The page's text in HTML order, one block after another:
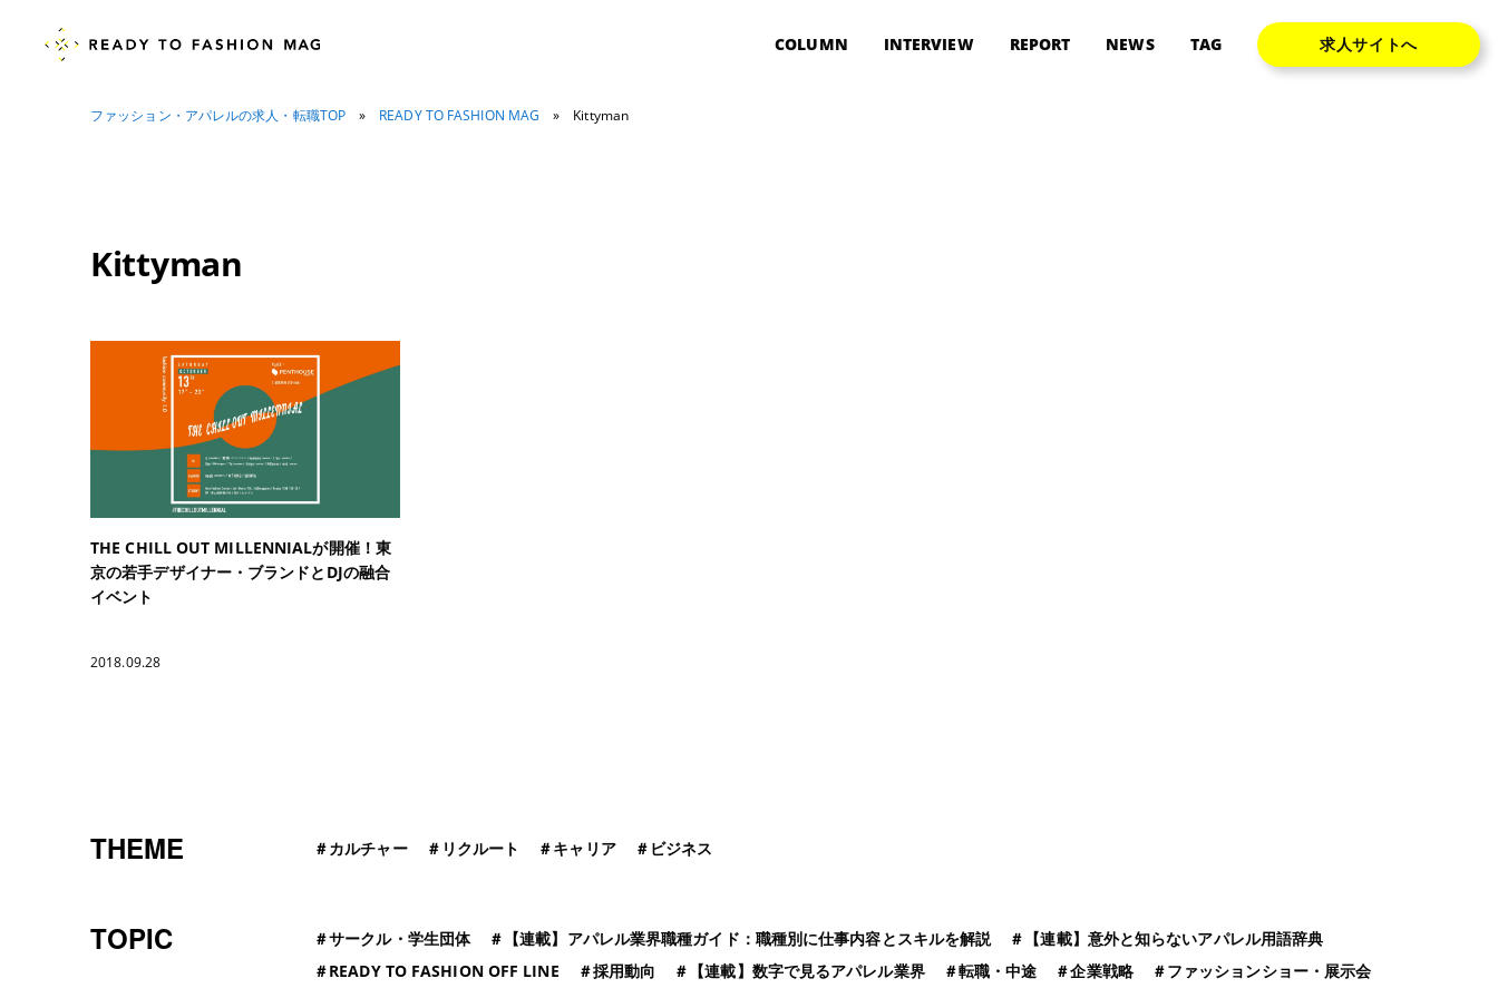
COLUMN INTERVIEW REPORT NEWS TAG 求人サイトへ
ファッション・アパレルの求人・転職TOP » READY TO FASHION MAG » Kittyman
Kittyman
THE CHILL OUT MILLENNIALが開催！東
京の若手デザイナー・ブランドとDJの融合
イベント
2018.09.28
THEME ＃カルチャー ＃ リクルート ＃キャリア ＃ ビジネス
TOPIC ＃サークル・学生団体 ＃ 【連載】アパレル業界職種ガイド：職種別に仕事内容とスキルを解説 ＃
【連載】意外と知らないアパレル用語辞典
＃READY TO FASHION OFF LINE ＃採用動向 ＃ 【連載】数字で見るアパレル業界 ＃転職・中途 ＃企業戦略 ＃ファッションショー・展示会